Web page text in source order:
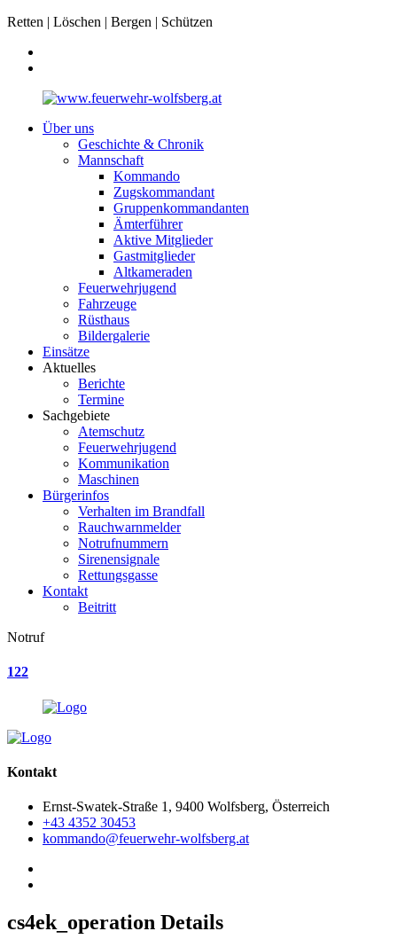
Retten | Löschen | Bergen | Schützen
Über uns
Geschichte & Chronik
Mannschaft
Kommando
Zugskommandant
Gruppenkommandanten
Ämterführer
Aktive Mitglieder
Gastmitglieder
Altkameraden
Feuerwehrjugend
Fahrzeuge
Rüsthaus
Bildergalerie
Einsätze
Aktuelles
Berichte
Termine
Sachgebiete
Atemschutz
Feuerwehrjugend
Kommunikation
Maschinen
Bürgerinfos
Verhalten im Brandfall
Rauchwarnmelder
Notrufnummern
Sirenensignale
Rettungsgasse
Kontakt
Beitritt
Notruf
122
Kontakt
Ernst-Swatek-Straße 1, 9400 Wolfsberg, Österreich
+43 4352 30453
kommando@feuerwehr-wolfsberg.at
cs4ek_operation Details